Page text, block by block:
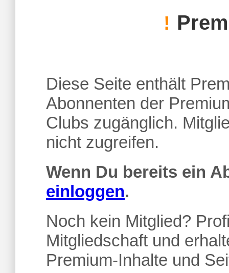
!
Diese Seite enthält
Abonnenten der
Clubs zugänglich.
nicht zugreifen.
Wenn Du bereits ein
einloggen.
Noch kein Mitglied?
Mitgliedschaft und
Premium-Inhalte und